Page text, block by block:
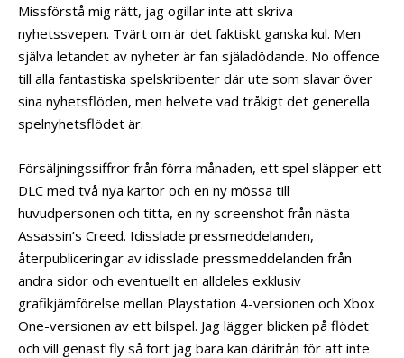
Missförstå mig rätt, jag ogillar inte att skriva
nyhetssvepen. Tvärt om är det faktiskt ganska kul. Men
själva letandet av nyheter är fan själadödande. No offence
till alla fantastiska spelskribenter där ute som slavar över
sina nyhetsflöden, men helvete vad tråkigt det generella
spelnyhetsflödet är.
Försäljningssiffror från förra månaden, ett spel släpper ett
DLC med två nya kartor och en ny mössa till
huvudpersonen och titta, en ny screenshot från nästa
Assassin’s Creed. Idisslade pressmeddelanden,
återpubliceringar av idisslade pressmeddelanden från
andra sidor och eventuellt en alldeles exklusiv
grafikjämförelse mellan Playstation 4-versionen och Xbox
One-versionen av ett bilspel. Jag lägger blicken på flödet
och vill genast fly så fort jag bara kan därifrån för att inte